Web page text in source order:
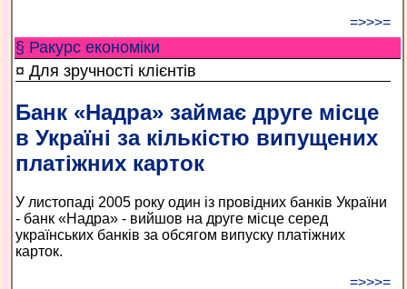
=>>>=
§ Ракурс економiки
¤ Для зручності клієнтів
Банк «Надра» займає друге місце
в Україні за кількістю випущених
платіжних карток
У листопаді 2005 року один із провідних банків України
- банк «Надра» - вийшов на друге місце серед
українських банків за обсягом випуску платіжних
карток.
=>>>=